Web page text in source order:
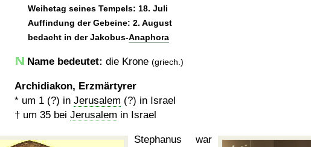
Weihetag seines Tempels: 18. Juli
Auffindung der Gebeine: 2. August
bedacht in der Jakobus-Anaphora
Name bedeutet: die Krone (griech.)
Archidiakon, Erzmärtyrer
* um 1 (?) in Jerusalem (?) in Israel
† um 35 bei Jerusalem in Israel
Stephanus war